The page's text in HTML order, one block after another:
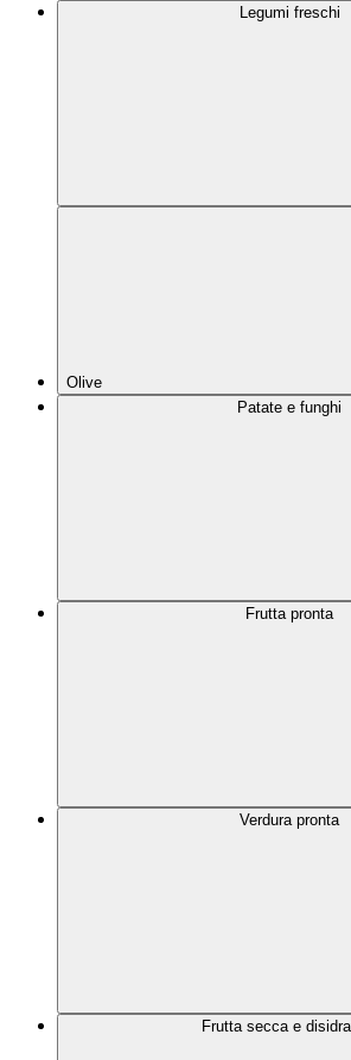
Legumi freschi
Olive
Patate e funghi
Frutta pronta
Verdura pronta
Frutta secca e